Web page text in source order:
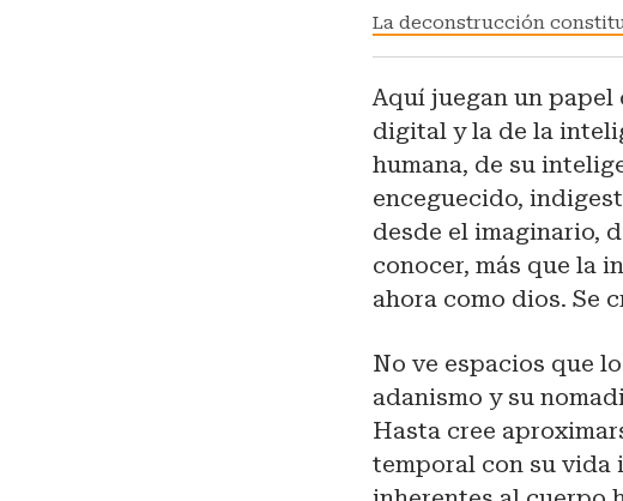
La deconstrucción
Aquí juegan un
digital y la de la
humana, de su
enceguecido,
desde el imaginario,
conocer, más que la
ahora como dios. Se
No ve espacios que
adanismo y su
Hasta cree
temporal con su vida